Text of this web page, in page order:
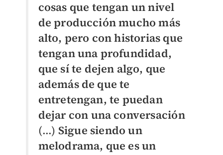
cosas que tengan un nivel
de producción mucho más
alto, pero con historias que
tengan una profundidad,
que sí te dejen algo, que
además de que te
entretengan, te puedan
dejar con una conversación
(...) Sigue siendo un
melodrama, que es un